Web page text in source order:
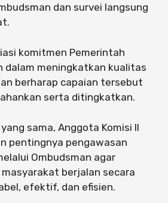
dan survei langsung
komitmen Pemerintah
dalam meningkatkan kualitas
berharap capaian tersebut
serta ditingkatkan.
sama, Anggota Komisi II
pentingnya pengawasan
Ombudsman agar
berjalan secara
efektif, dan efisien.